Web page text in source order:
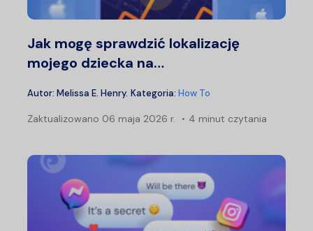
Jak mogę sprawdzić lokalizację
mojego dziecka na…
Autor: Melissa E. Henry. Kategoria: How To
Zaktualizowano 06 maja 2026 r. 4 minut czytania